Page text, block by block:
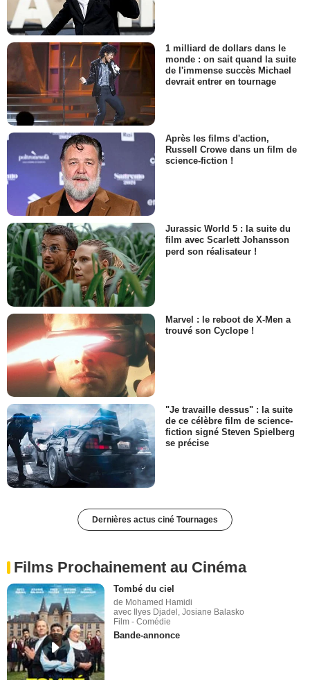
1 milliard de dollars dans le
monde : on sait quand la suite
de l'immense succès Michael
devrait entrer en tournage
Après les films d'action,
Russell Crowe dans un film de
science-fiction !
Jurassic World 5 : la suite du
film avec Scarlett Johansson
perd son réalisateur !
Marvel : le reboot de X-Men a
trouvé son Cyclope !
"Je travaille dessus" : la suite
de ce célèbre film de science-
fiction signé Steven Spielberg
se précise
Dernières actus ciné Tournages
Films Prochainement au Cinéma
Tombé du ciel
de Mohamed Hamidi
avec Ilyes Djadel, Josiane Balasko
Film - Comédie
Bande-annonce